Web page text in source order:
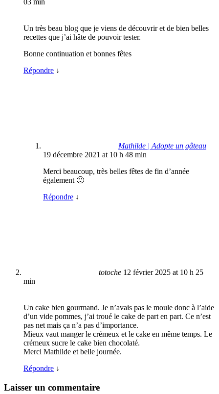
03 min
Un très beau blog que je viens de découvrir et de bien belles
recettes que j’ai hâte de pouvoir tester.
Bonne continuation et bonnes fêtes
Répondre ↓
Mathilde | Adopte un gâteau
19 décembre 2021 at 10 h 48 min
Merci beaucoup, très belles fêtes de fin d’année
également 🙂
Répondre ↓
totoche 12 février 2025 at 10 h 25
min
Un cake bien gourmand. Je n’avais pas le moule donc à l’aide
d’un vide pommes, j’ai troué le cake de part en part. Ce n’est
pas net mais ça n’a pas d’importance.
Mieux vaut manger le crémeux et le cake en même temps. Le
crémeux sucre le cake bien chocolaté.
Merci Mathilde et belle journée.
Répondre ↓
Laisser un commentaire